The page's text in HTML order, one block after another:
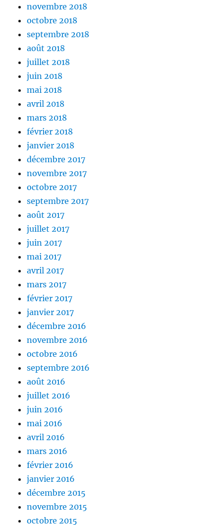
novembre 2018
octobre 2018
septembre 2018
août 2018
juillet 2018
juin 2018
mai 2018
avril 2018
mars 2018
février 2018
janvier 2018
décembre 2017
novembre 2017
octobre 2017
septembre 2017
août 2017
juillet 2017
juin 2017
mai 2017
avril 2017
mars 2017
février 2017
janvier 2017
décembre 2016
novembre 2016
octobre 2016
septembre 2016
août 2016
juillet 2016
juin 2016
mai 2016
avril 2016
mars 2016
février 2016
janvier 2016
décembre 2015
novembre 2015
octobre 2015